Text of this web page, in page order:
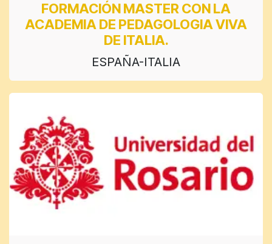
FORMACIÓN MASTER CON LA
ACADEMIA DE PEDAGOLOGIA VIVA
DE ITALIA.
ESPAÑA-ITALIA